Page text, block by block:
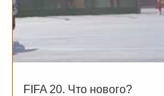
FIFA 20. Что нового?